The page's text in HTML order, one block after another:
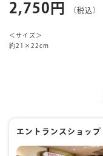
2,750円 （税込）
＜サイズ＞
約21×22cm
エントランスショップ